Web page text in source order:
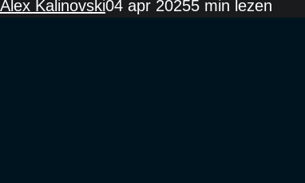
Alex Kalinovski04 apr 20255 min lezen